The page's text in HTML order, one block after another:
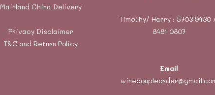
Mainland China Delivery
Privacy Disclaimer
T&C and Return Policy
Timothy/ Harry : 5703
8481 0807
Email